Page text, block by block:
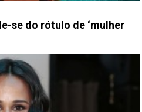
se do rótulo de ‘mulher